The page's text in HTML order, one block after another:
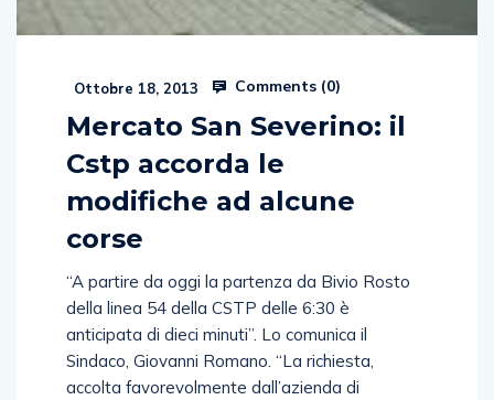
Ottobre 18, 2013 Comments (0)
Mercato San Severino: il
Cstp accorda le
modifiche ad alcune
corse
“A partire da oggi la partenza da Bivio Rosto
della linea 54 della CSTP delle 6:30 è
anticipata di dieci minuti”. Lo comunica il
Sindaco, Giovanni Romano. “La richiesta,
accolta favorevolmente dall’azienda di